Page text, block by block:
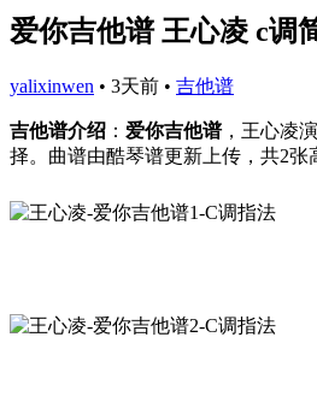
爱你吉他谱 王心凌 c调
yalixinwen • 3天前 • 吉他谱
吉他谱介绍 ： 爱你吉他谱，王心凌
择。曲谱由酷琴谱更新上传，共2张